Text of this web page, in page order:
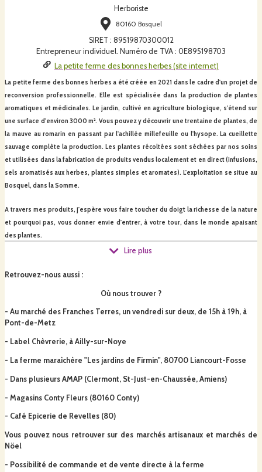
Herboriste
80160 Bosquel
SIRET : 89519870300012
Entrepreneur individuel. Numéro de TVA : 0E895198703
La petite ferme des bonnes herbes (site internet)
La petite ferme des bonnes herbes a été créée en 2021 dans le cadre d'un projet de
reconversion professionnelle. Elle est spécialisée dans la production de plantes
aromatiques et médicinales. Le jardin, cultivé en agriculture biologique, s'étend sur
une surface d'environ 3000 m². Vous pouvez y découvrir une trentaine de plantes, de
la mauve au romarin en passant par l'achillée millefeuille ou l'hysope. La cueillette
sauvage complète la production. Les plantes récoltées sont séchées par nos soins
et utilisées dans la fabrication de produits vendus localement et en direct (infusions,
sels aromatisés aux herbes, plantes simples et aromates). L'exploitation se situe au
Bosquel, dans la Somme.
A travers mes produits, j'espère vous faire toucher du doigt la richesse de la nature
et pourquoi pas, vous donner envie d'entrer, à votre tour, dans le monde apaisant
des plantes.
ANTEALE PHOTOGRAPHE LILLE
Lire plus
Retrouvez-nous aussi :
Où nous trouver ?
- Au marché des Franches Terres, un vendredi sur deux, de 15h à 19h, à
Pont-de-Metz
- Label Chèvrerie, à Ailly-sur-Noye
- La ferme maraîchère "Les jardins de Firmin", 80700 Liancourt-Fosse
- Dans plusieurs AMAP (Clermont, St-Just-en-Chaussée, Amiens)
- Magasins Conty Fleurs (80160 Conty)
- Café Epicerie de Revelles (80)
Vous pouvez nous retrouver sur des marchés artisanaux et marchés de
Nöel
- Possibilité de commande et de vente directe à la ferme